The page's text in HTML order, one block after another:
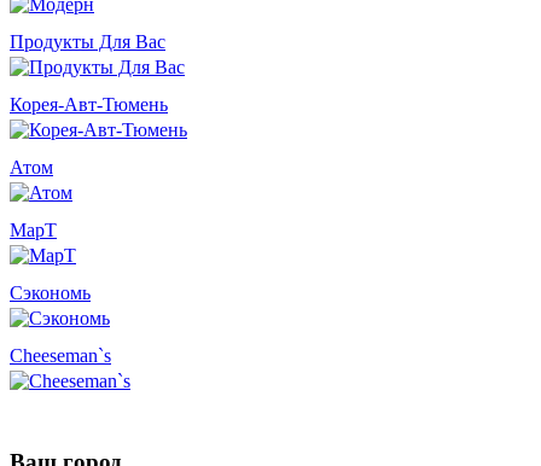
Продукты Для Вас
Корея-Авт-Тюмень
Атом
МарТ
Сэкономь
Cheeseman`s